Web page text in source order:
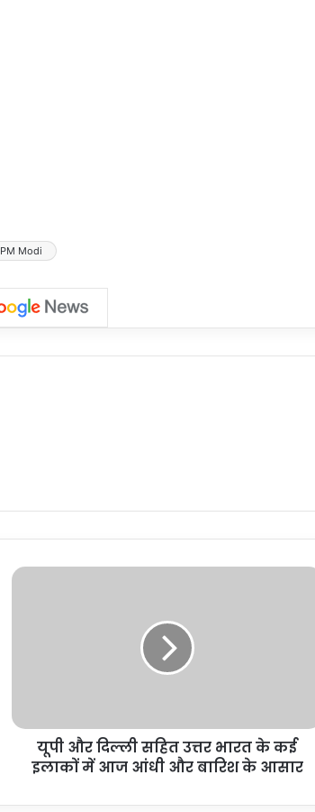
PM Modi
यू
त
भा
यूपी और दिल्ली सहित उत्तर भारत के कई
इलाकों में आज आंधी और बारिश के आसार